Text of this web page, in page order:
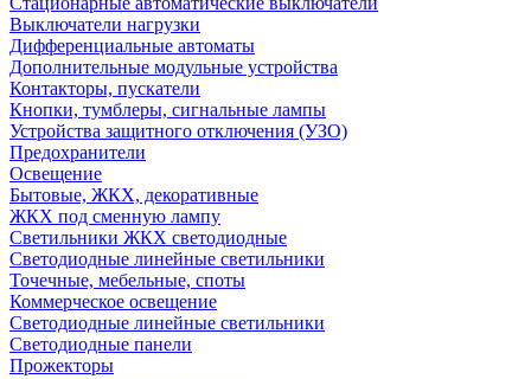
Выключатели нагрузки
Дифференциальные автоматы
Дополнительные модульные устройства
Контакторы, пускатели
Кнопки, тумблеры, сигнальные лампы
Устройства защитного отключения (УЗО)
Предохранители
Освещение
Бытовые, ЖКХ, декоративные
ЖКХ под сменную лампу
Светильники ЖКХ светодиодные
Светодиодные линейные светильники
Точечные, мебельные, споты
Коммерческое освещение
Светодиодные линейные светильники
Светодиодные панели
Прожекторы